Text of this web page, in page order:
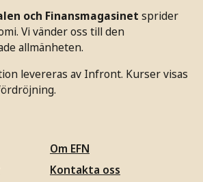
och Finansmagasinet sprider
Vi vänder oss till den
allmänheten.
levereras av Infront. Kurser visas
Om EFN
Kontakta oss